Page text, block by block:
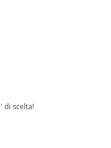
di scelta!